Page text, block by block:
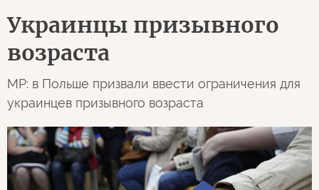
Украинцы призывного
возраста
MP: в Польше призвали ввести ограничения для
украинцев призывного возраста